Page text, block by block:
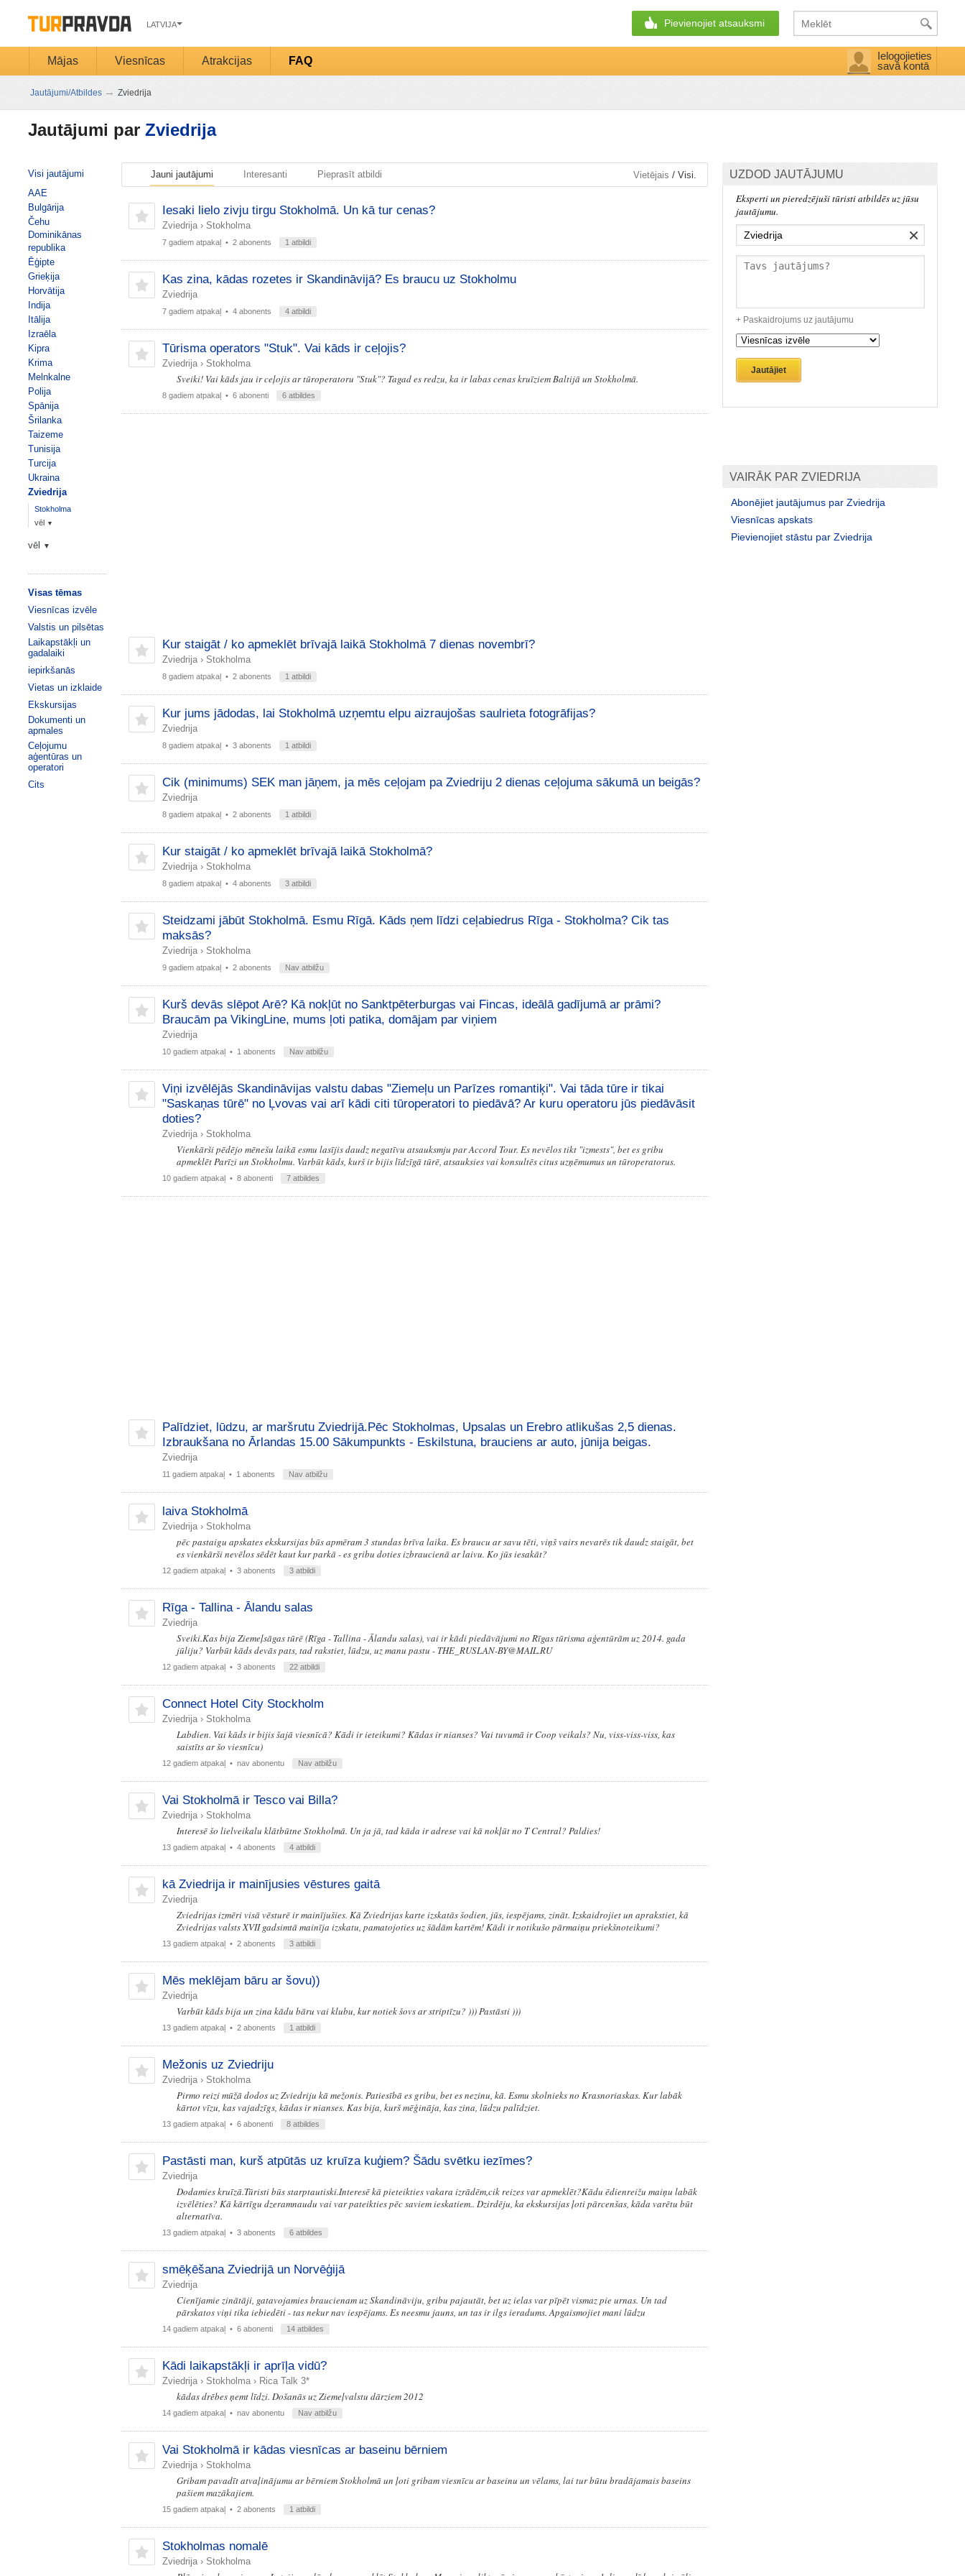
LATVIJA Pievienojiet atsauksmi
Mājas Viesnīcas Atrakcijas FAQ
Ielogojieties
savā kontā
Jautājumi/Atbildes → Zviedrija
Jautājumi par Zviedrija
UZDOD JAUTĀJUMU
Eksperti un pieredzējuši tūristi atbildēs uz jūsu
jautājumu.
×
+ Paskaidrojums uz jautājumu
Jautājiet
VAIRĀK PAR ZVIEDRIJA
Abonējiet jautājumus par Zviedrija
Viesnīcas apskats
Pievienojiet stāstu par Zviedrija
Jauni jautājumi Interesanti Pieprasīt atbildi Vietējais / Visi.
Iesaki lielo zivju tirgu Stokholmā. Un kā tur cenas?
Zviedrija› Stokholma
7 gadiem atpakaļ• 2 abonents 1 atbildi
Kas zina, kādas rozetes ir Skandināvijā? Es braucu uz Stokholmu
Zviedrija
7 gadiem atpakaļ• 4 abonents 4 atbildi
Tūrisma operators "Stuk". Vai kāds ir ceļojis?
Zviedrija› Stokholma
Sveiki! Vai kāds jau ir ceļojis ar tūroperatoru "Stuk"? Tagad es redzu, ka ir labas cenas kruīziem Baltijā un Stokholmā.
8 gadiem atpakaļ• 6 abonenti 6 atbildes
Kur staigāt / ko apmeklēt brīvajā laikā Stokholmā 7 dienas novembrī?
Zviedrija› Stokholma
8 gadiem atpakaļ• 2 abonents 1 atbildi
Kur jums jādodas, lai Stokholmā uzņemtu elpu aizraujošas saulrieta fotogrāfijas?
Zviedrija
8 gadiem atpakaļ• 3 abonents 1 atbildi
Cik (minimums) SEK man jāņem, ja mēs ceļojam pa Zviedriju 2 dienas ceļojuma sākumā un beigās?
Zviedrija
8 gadiem atpakaļ• 2 abonents 1 atbildi
Kur staigāt / ko apmeklēt brīvajā laikā Stokholmā?
Zviedrija› Stokholma
8 gadiem atpakaļ• 4 abonents 3 atbildi
Steidzami jābūt Stokholmā. Esmu Rīgā. Kāds ņem līdzi ceļabiedrus Rīga - Stokholma? Cik tas
maksās?
Zviedrija› Stokholma
9 gadiem atpakaļ• 2 abonents Nav atbilžu
Kurš devās slēpot Arē? Kā nokļūt no Sanktpēterburgas vai Fincas, ideālā gadījumā ar prāmi?
Braucām pa VikingLine, mums ļoti patika, domājam par viņiem
Zviedrija
10 gadiem atpakaļ• 1 abonents Nav atbilžu
Viņi izvēlējās Skandināvijas valstu dabas "Ziemeļu un Parīzes romantiķi". Vai tāda tūre ir tikai
"Saskaņas tūrē" no Ļvovas vai arī kādi citi tūroperatori to piedāvā? Ar kuru operatoru jūs piedāvāsit
doties?
Zviedrija› Stokholma
Vienkārši pēdējo mēnešu laikā esmu lasījis daudz negatīvu atsauksmju par Accord Tour. Es nevēlos tikt "izmests", bet es gribu
apmeklēt Parīzi un Stokholmu. Varbūt kāds, kurš ir bijis līdzīgā tūrē, atsauksies vai konsultēs citus uzņēmumus un tūroperatorus.
10 gadiem atpakaļ• 8 abonenti 7 atbildes
Palīdziet, lūdzu, ar maršrutu Zviedrijā.Pēc Stokholmas, Upsalas un Erebro atlikušas 2,5 dienas.
Izbraukšana no Ārlandas 15.00 Sākumpunkts - Eskilstuna, brauciens ar auto, jūnija beigas.
Zviedrija
11 gadiem atpakaļ• 1 abonents Nav atbilžu
laiva Stokholmā
Zviedrija› Stokholma
pēc pastaigu apskates ekskursijas būs apmēram 3 stundas brīva laika. Es braucu ar savu tēti, viņš vairs nevarēs tik daudz staigāt, bet
es vienkārši nevēlos sēdēt kaut kur parkā - es gribu doties izbraucienā ar laivu. Ko jūs iesakāt?
12 gadiem atpakaļ• 3 abonents 3 atbildi
Rīga - Tallina - Ālandu salas
Zviedrija
Sveiki.Kas bija Ziemeļsāgas tūrē (Rīga - Tallina - Ālandu salas), vai ir kādi piedāvājumi no Rīgas tūrisma aģentūrām uz 2014. gada
jūliju? Varbūt kāds devās pats, tad rakstiet, lūdzu, uz manu pastu - THE_RUSLAN-BY@MAIL.RU
12 gadiem atpakaļ• 3 abonents 22 atbildi
Connect Hotel City Stockholm
Zviedrija› Stokholma
Labdien. Vai kāds ir bijis šajā viesnīcā? Kādi ir ieteikumi? Kādas ir nianses? Vai tuvumā ir Coop veikals? Nu, viss-viss-viss, kas
saistīts ar šo viesnīcu)
12 gadiem atpakaļ• nav abonentu Nav atbilžu
Vai Stokholmā ir Tesco vai Billa?
Zviedrija› Stokholma
Interesē šo lielveikalu klātbūtne Stokholmā. Un ja jā, tad kāda ir adrese vai kā nokļūt no T Central? Paldies!
13 gadiem atpakaļ• 4 abonents 4 atbildi
kā Zviedrija ir mainījusies vēstures gaitā
Zviedrija
Zviedrijas izmēri visā vēsturē ir mainījušies. Kā Zviedrijas karte izskatās šodien, jūs, iespējams, zināt. Izskaidrojiet un aprakstiet, kā
Zviedrijas valsts XVII gadsimtā mainīja izskatu, pamatojoties uz šādām kartēm! Kādi ir notikušo pārmaiņu priekšnoteikumi?
13 gadiem atpakaļ• 2 abonents 3 atbildi
Mēs meklējam bāru ar šovu))
Zviedrija
Varbūt kāds bija un zina kādu bāru vai klubu, kur notiek šovs ar striptīzu? ))) Pastāsti )))
13 gadiem atpakaļ• 2 abonents 1 atbildi
Mežonis uz Zviedriju
Zviedrija› Stokholma
Pirmo reizi mūžā dodos uz Zviedriju kā mežonis. Patiesībā es gribu, bet es nezinu, kā. Esmu skolnieks no Krasnoriaskas. Kur labāk
kārtot vīzu, kas vajadzīgs, kādas ir nianses. Kas bija, kurš mēģināja, kas zina, lūdzu palīdziet.
13 gadiem atpakaļ• 6 abonenti 8 atbildes
Pastāsti man, kurš atpūtās uz kruīza kuģiem? Šādu svētku iezīmes?
Zviedrija
Dodamies kruīzā.Tūristi būs starptautiski.Interesē kā pieteikties vakara izrādēm,cik reizes var apmeklēt?Kādu ēdienreižu maiņu labāk
izvēlēties? Kā kārtīgu dzeramnaudu vai var pateikties pēc saviem ieskatiem.. Dzirdēju, ka ekskursijas ļoti pārcenšas, kāda varētu būt
alternatīva.
13 gadiem atpakaļ• 3 abonents 6 atbildes
smēķēšana Zviedrijā un Norvēģijā
Zviedrija
Cienījamie zinātāji, gatavojamies braucienam uz Skandināviju, gribu pajautāt, bet uz ielas var pīpēt vismaz pie urnas. Un tad
pārskatos viņi tika iebiedēti - tas nekur nav iespējams. Es neesmu jauns, un tas ir ilgs ieradums. Apgaismojiet mani lūdzu
14 gadiem atpakaļ• 6 abonenti 14 atbildes
Kādi laikapstākļi ir aprīļa vidū?
Zviedrija› Stokholma› Rica Talk 3*
kādas drēbes ņemt līdzi. Došanās uz Ziemeļvalstu dārziem 2012
14 gadiem atpakaļ• nav abonentu Nav atbilžu
Vai Stokholmā ir kādas viesnīcas ar baseinu bērniem
Zviedrija› Stokholma
Gribam pavadīt atvaļinājumu ar bērniem Stokholmā un ļoti gribam viesnīcu ar baseinu un vēlams, lai tur būtu bradājamais baseins
pašiem mazākajiem.
15 gadiem atpakaļ• 2 abonents 1 atbildi
Stokholmas nomalē
Zviedrija› Stokholma
Visi jautājumi
AAE
Bulgārija
Čehu
Dominikānas
republika
Ēģipte
Grieķija
Horvātija
Indija
Itālija
Izraēla
Kipra
Krima
Melnkalne
Polija
Spānija
Šrilanka
Taizeme
Tunisija
Turcija
Ukraina
Zviedrija
Stokholma
vēl ▼
vēl ▼
Visas tēmas
Viesnīcas izvēle
Valstis un pilsētas
Laikapstākļi un
gadalaiki
iepirkšanās
Vietas un izklaide
Ekskursijas
Dokumenti un
apmales
Ceļojumu
aģentūras un
operatori
Cits